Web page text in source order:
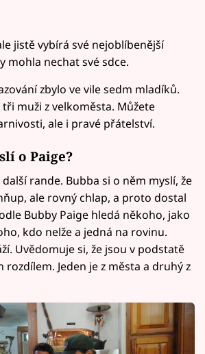
jistě vybírá své nejoblíbenější
mohla nechat své sdce.
zbylo ve vile sedm mladíků.
muži z velkoměsta. Můžete
ale i pravé přátelství.
o Paige?
rande. Bubba si o něm myslí, že
ale rovný chlap, a proto dostal
Bubby Paige hledá někoho, jako
kdo nelže a jedná na rovinu.
Uvědomuje si, že jsou v podstatě
rozdílem. Jeden je z města a druhý z